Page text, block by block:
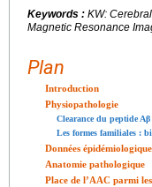
Keywords : KW:
Magnetic Resonance
Plan
Introduction
Physiopathologie
Clearance du peptide Aβ
Les formes familiales :
Données
Anatomie pathologique
Place de l’AAC parmi